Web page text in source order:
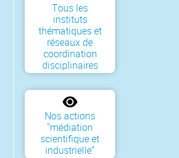
Tous les
instituts
thématiques et
réseaux de
coordination
disciplinaires
Nos actions
"médiation
scientifique et
industrielle"